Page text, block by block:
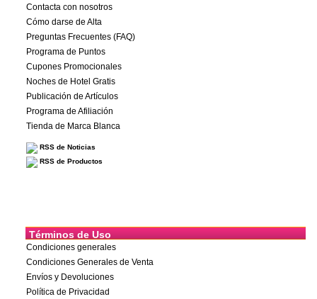
Contacta con nosotros
Cómo darse de Alta
Preguntas Frecuentes (FAQ)
Programa de Puntos
Cupones Promocionales
Noches de Hotel Gratis
Publicación de Artículos
Programa de Afiliación
Tienda de Marca Blanca
RSS de Noticias
RSS de Productos
Términos de Uso
Condiciones generales
Condiciones Generales de Venta
Envíos y Devoluciones
Política de Privacidad